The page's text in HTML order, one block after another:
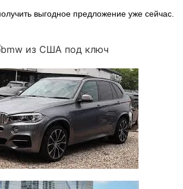
выгодное предложение уже сейчас.